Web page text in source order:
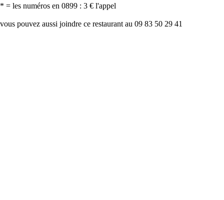
* = les numéros en 0899 : 3 € l'appel
vous pouvez aussi joindre ce restaurant au 09 83 50 29 41